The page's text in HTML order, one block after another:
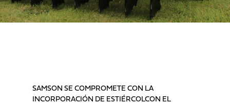
SAMSON SE COMPROMETE CON LA
INCORPORACIÓN DE ESTIÉRCOLCON EL